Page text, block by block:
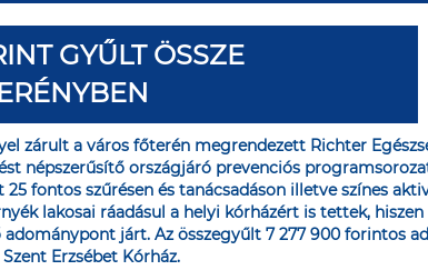
GYŰLT ÖSSZE
zárult a város főterén megrendezett Richter
népszerűsítő országjáró prevenciós
fontos szűrésen és tanácsadáson illetve színes
lakosai ráadásul a helyi kórházért is tettek,
járt. Az összegyűlt 7 277 900 forintos
Erzsébet Kórház.